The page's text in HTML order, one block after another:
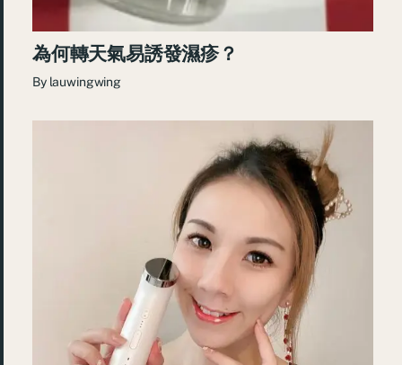
為何轉天氣易誘發濕疹？
By lauwingwing